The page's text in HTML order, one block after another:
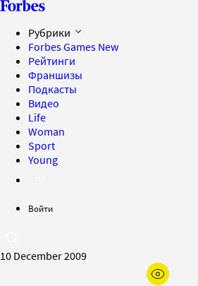
Рубрики
Forbes Games New
Рейтинги
Франшизы
Подкасты
Видео
Life
Woman
Sport
Young
Войти
10 December 2009